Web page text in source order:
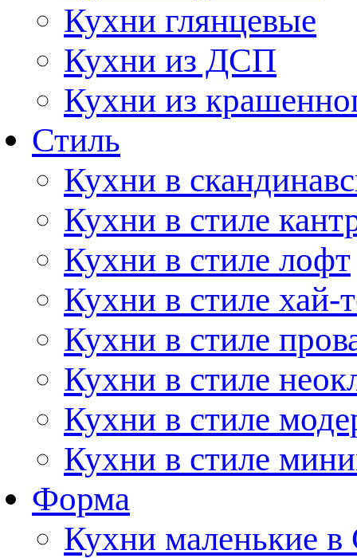
Кухни глянцевые
Кухни из ДСП
Кухни из
Стиль
Кухни в
Кухни в стиле
Кухни в стиле лофт
Кухни в стиле хай-
Кухни в стиле
Кухни в стиле
Кухни в стиле
Кухни в стиле
Форма
Кухни маленькие в